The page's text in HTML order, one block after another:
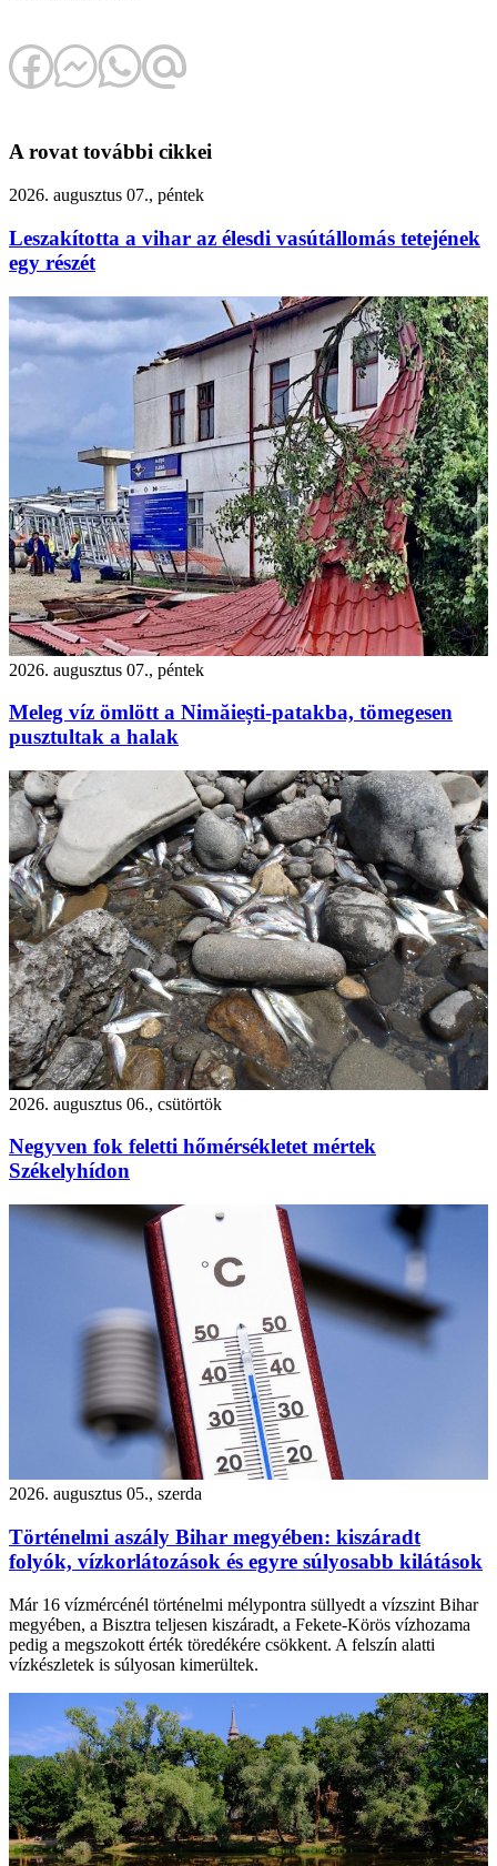
A rovat további cikkei
2026. augusztus 07., péntek
Leszakította a vihar az élesdi vasútállomás tetejének
egy részét
2026. augusztus 07., péntek
Meleg víz ömlött a Nimăiești-patakba, tömegesen
pusztultak a halak
2026. augusztus 06., csütörtök
Negyven fok feletti hőmérsékletet mértek
Székelyhídon
2026. augusztus 05., szerda
Történelmi aszály Bihar megyében: kiszáradt
folyók, vízkorlátozások és egyre súlyosabb kilátások
Már 16 vízmércénél történelmi mélypontra süllyedt a vízszint Bihar
megyében, a Bisztra teljesen kiszáradt, a Fekete-Körös vízhozama
pedig a megszokott érték töredékére csökkent. A felszín alatti
vízkészletek is súlyosan kimerültek.